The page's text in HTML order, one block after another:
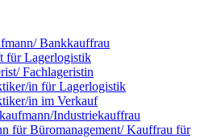
Bankkauffrau
für Lagerlogistik
Fachlageristin
in für Lagerlogistik
in im Verkauf
Industriekauffrau
für Büromanagement/ Kauffrau für